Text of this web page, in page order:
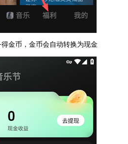
金币，金币会自动转换为现金